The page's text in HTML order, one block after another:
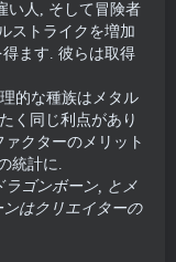
い人, そして冒険者
ストライクを増加
ます. 彼らは取得
的な種族はメタル
く同じ利点があり
クターのメリット
統計に.
ラゴンボーン, とメ
はクリエイターの